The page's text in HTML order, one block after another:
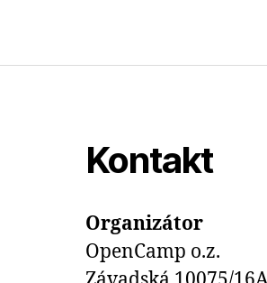
Kontakt
Organizátor
OpenCamp o.z.